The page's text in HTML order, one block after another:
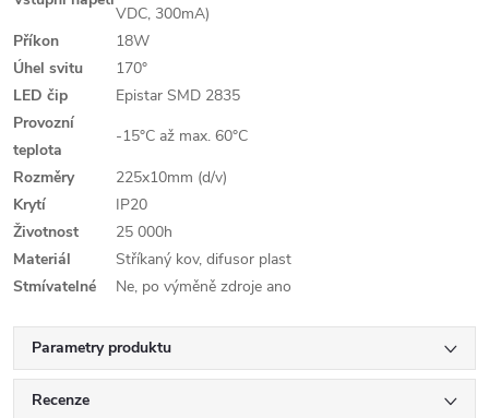
VDC, 300mA)
Příkon
18W
Úhel svitu
170°
LED čip
Epistar SMD 2835
Provozní
teplota
-15°C až max. 60°C
Rozměry
225x10mm (d/v)
Krytí
IP20
Životnost
25 000h
Materiál
Stříkaný kov, difusor plast
Stmívatelné
Ne, po výměně zdroje ano
Parametry produktu
Recenze